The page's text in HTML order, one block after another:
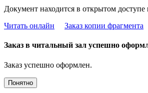
Документ находится в открытом
Читать онлайн
Заказ копии фрагмента
Заказ в читальный зал успешно
Заказ успешно оформлен.
Понятно